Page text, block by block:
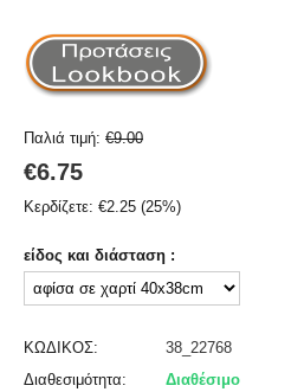
Παλιά τιμή: €9.00
€6.75
Κερδίζετε: €2.25 (25%)
είδος και διάσταση :
ΚΩΔΙΚΟΣ:
38_22768
Διαθεσιμότητα:
Διαθέσιμο